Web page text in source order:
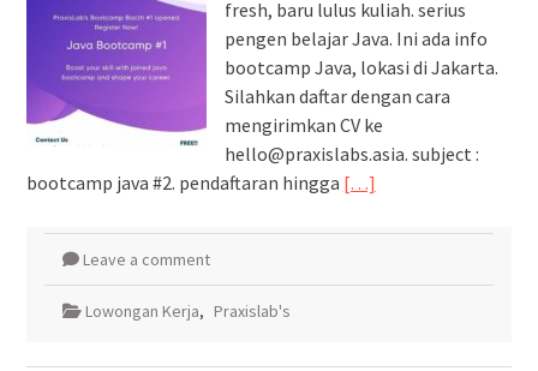
fresh, baru lulus kuliah. serius
pengen belajar Java. Ini ada info
bootcamp Java, lokasi di Jakarta.
Silahkan daftar dengan cara
mengirimkan CV ke
hello@praxislabs.asia. subject :
bootcamp java #2. pendaftaran hingga […]
Leave a comment
Lowongan Kerja, Praxislab's